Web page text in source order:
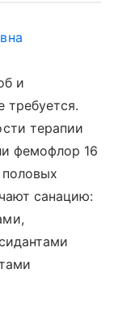
и
требуется.
терапии
фемофлор 16
санацию: